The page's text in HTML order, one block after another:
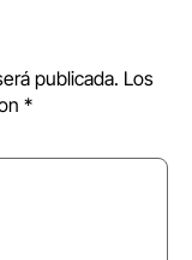
publicada. Los
*